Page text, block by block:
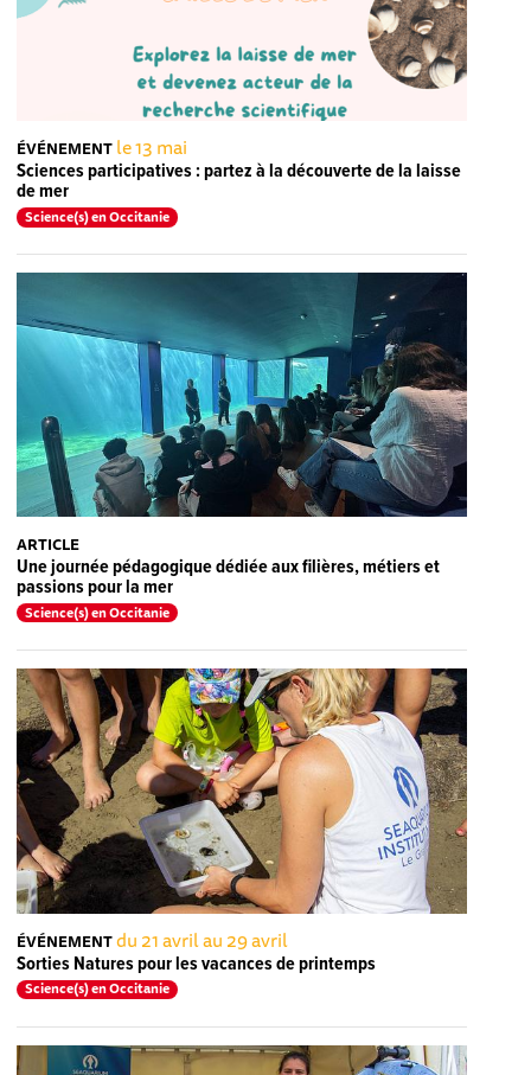
ÉVÉNEMENT le 13 mai
Sciences participatives : partez à la découverte de la laisse
de mer
Science(s) en Occitanie
ARTICLE
Une journée pédagogique dédiée aux filières, métiers et
passions pour la mer
Science(s) en Occitanie
ÉVÉNEMENTdu 21 avril au 29 avril
Sorties Natures pour les vacances de printemps
Science(s) en Occitanie